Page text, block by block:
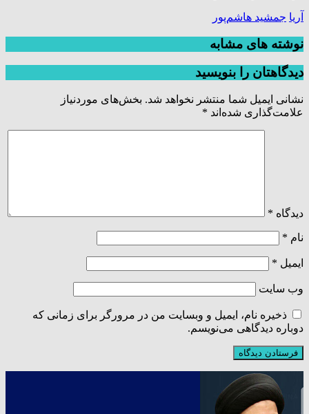
آریا جمشید هاشم‌پور
نوشته های مشابه
دیدگاهتان را بنویسید
نشانی ایمیل شما منتشر نخواهد شد. بخش‌های موردنیاز
علامت‌گذاری شده‌اند *
دیدگاه *
نام *
ایمیل *
وب‌ سایت
ذخیره نام، ایمیل و وبسایت من در مرورگر برای زمانی که
دوباره دیدگاهی می‌نویسم.